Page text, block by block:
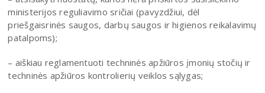
ministerijos reguliavimo sričiai (pavyzdžiui, dėl
priešgaisrinės saugos, darbų saugos ir higienos reikalavimų
patalpoms);
– aiškiau reglamentuoti techninės apžiūros įmonių stočių ir
techninės apžiūros kontrolierių veiklos sąlygas;